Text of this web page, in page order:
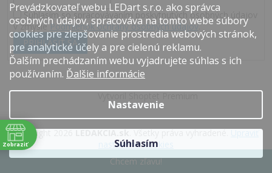
Prevádzkovateľ webu LEDart s.r.o. ako správca
osobných údajov, spracováva na tomto webe súbory
cookies pre zlepšovanie prostredia webových stránok,
pre analytické účely a pre cielenú reklamu.
Ďalším prechádzaním webu vyjadrujete súhlas s ich
používaním. Ďalšie informácie
Nastavenie
Súhlasím
Súhlasím so spracovávaním poskytnutých osobných údajov
v zmysle Podmienok ochrany osobných údajov.
PRIHLÁSIŤ SA
Copyright 2026
nastavenie cookies
Zobraziť
Chcem zľavu!